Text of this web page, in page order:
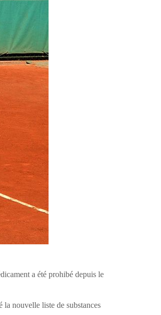
a été prohibé depuis le
la nouvelle liste de substances